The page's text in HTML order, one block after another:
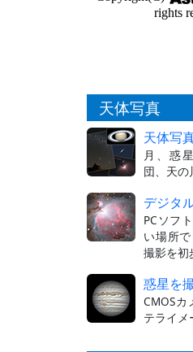
天体写真
天体写
月、惑
団、天
デジタ
PCソフ
い場所
撮影を初
惑星を
CMOS
テライメ